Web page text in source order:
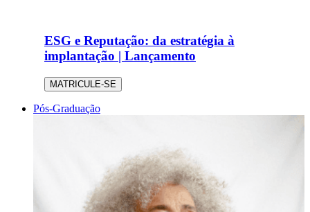
ESG e Reputação: da estratégia à
implantação | Lançamento
MATRICULE-SE
Pós-Graduação